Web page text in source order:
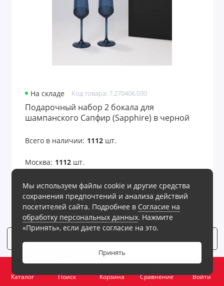
Каталог Поиск Корзина
0
Сравнение
Войти
На складе Код товара: 7.270406.030
Подарочный набор 2 бокала для
шампанского Сапфир (Sapphire) в черной
Всего в наличии: 1112шт.
Москва: 1112шт.
3180 ₽
Все варианты - 3 шт
Мы используем файлы cookie и другие средства
сохранения предпочтений и анализа действий
посетителей сайта. Подробнее в Согласие на
обработку персональных данных. Нажмите
«Принять», если даете согласие на это.
Принять